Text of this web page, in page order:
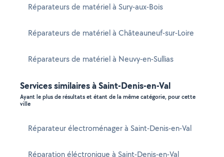
Réparateurs de matériel à Sury-aux-Bois
Réparateurs de matériel à Châteauneuf-sur-Loire
Réparateurs de matériel à Neuvy-en-Sullias
Services similaires à Saint-Denis-en-Val
Ayant le plus de résultats et étant de la même catégorie, pour cette
ville
Réparateur électroménager à Saint-Denis-en-Val
Réparation éléctronique à Saint-Denis-en-Val